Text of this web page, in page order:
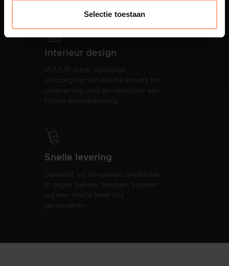
Selectie toestaan
Interieur design
PUUUR biedt volledige
ontzorging van eerste schets tot
oplevering,
met als resultaat een
totale woonbeleving.
Snelle levering
Doordat wij de gehele productie
in eigen beheer hebben, kunnen
wij een snelle levertijd
garanderen.